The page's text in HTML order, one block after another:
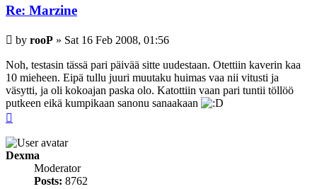
Re: Marzine
Post
by rooP » Sat 16 Feb 2008, 01:56
Noh, testasin tässä pari päivää sitte uudestaan. Otettiin kaverin kaa
10 mieheen. Eipä tullu juuri muutaku huimas vaa nii vitusti ja
väsytti, ja oli kokoajan paska olo. Katottiin vaan pari tuntii töllöö
putkeen eikä kumpikaan sanonu sanaakaan
Dexma
Moderator
Posts: 8762